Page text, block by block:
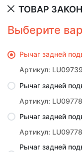
ТОВАР
Выберите
Рычаг задней
Артикул:
Рычаг задней
Артикул:
Рычаг задней
Артикул:
Рычаг задней